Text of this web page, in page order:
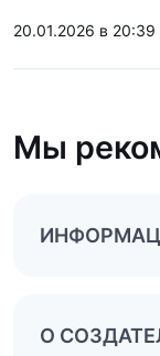
20.01.2026 в 20:39
Мы
О